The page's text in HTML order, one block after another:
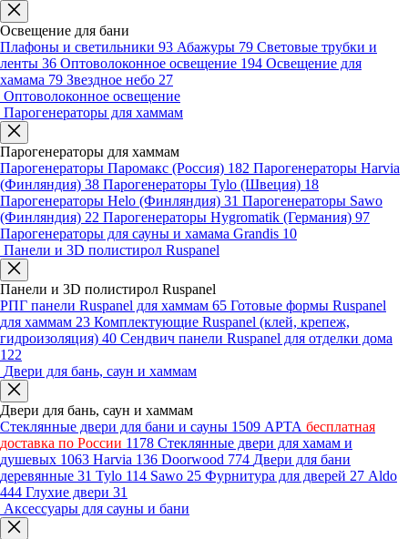
Освещение для бани
Плафоны и светильники 93 Абажуры 79 Световые трубки и
ленты 36 Оптоволоконное освещение 194 Освещение для
хамама 79 Звездное небо 27
Оптоволоконное освещение
Парогенераторы для хаммам
Парогенераторы для хаммам
Парогенераторы Паромакс (Россия) 182 Парогенераторы Harvia
(Финляндия) 38 Парогенераторы Tylo (Швеция) 18
Парогенераторы Helo (Финляндия) 31 Парогенераторы Sawo
(Финляндия) 22 Парогенераторы Hygromatik (Германия) 97
Парогенераторы для сауны и хамама Grandis 10
Панели и 3D полистирол Ruspanel
Панели и 3D полистирол Ruspanel
РПГ панели Ruspanel для хаммам 65 Готовые формы Ruspanel
для хаммам 23 Комплектующие Ruspanel (клей, крепеж,
гидроизоляция) 40 Сендвич панели Ruspanel для отделки дома
122
Двери для бань, саун и хаммам
Двери для бань, саун и хаммам
Стеклянные двери для бани и сауны 1509 АРТА бесплатная
доставка по России 1178 Стеклянные двери для хамам и
душевых 1063 Harvia 136 Doorwood 774 Двери для бани
деревянные 31 Tylo 114 Sawo 25 Фурнитура для дверей 27 Aldo
444 Глухие двери 31
Аксессуары для сауны и бани